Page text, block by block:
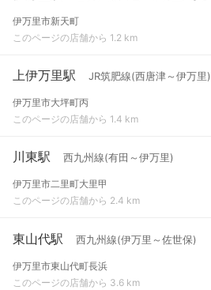
伊万里市新天町
このページの店舗から 1.2 km
上伊万里駅 JR筑肥線(西唐津～伊万里)
伊万里市大坪町丙
このページの店舗から 1.4 km
川東駅 西九州線(有田～伊万里)
伊万里市二里町大里甲
このページの店舗から 2.4 km
東山代駅 西九州線(伊万里～佐世保)
伊万里市東山代町長浜
このページの店舗から 3.6 km